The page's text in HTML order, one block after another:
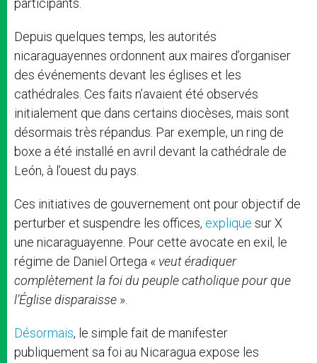
participants.
Depuis quelques temps, les autorités
nicaraguayennes ordonnent aux maires d’organiser
des événements devant les églises et les
cathédrales. Ces faits n’avaient été observés
initialement que dans certains diocèses, mais sont
désormais très répandus. Par exemple, un ring de
boxe a été installé en avril devant la cathédrale de
León, à l’ouest du pays.
Ces initiatives de gouvernement ont pour objectif de
perturber et suspendre les offices, explique sur X
une nicaraguayenne. Pour cette avocate en exil, le
régime de Daniel Ortega « veut éradiquer
complètement la foi du peuple catholique pour que
l’Église disparaisse ».
Désormais, le simple fait de manifester
publiquement sa foi au Nicaragua expose les